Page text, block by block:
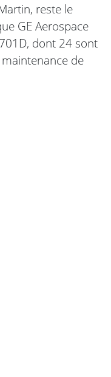
reste le
GE Aerospace
dont 24 sont
de